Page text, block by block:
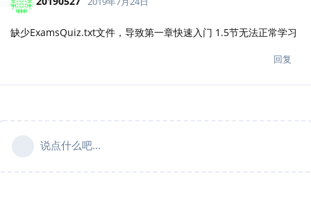
缺少ExamsQuiz.txt文件，导致第一章快速入门 1.5节无法正常学习
回复
说点什么吧...